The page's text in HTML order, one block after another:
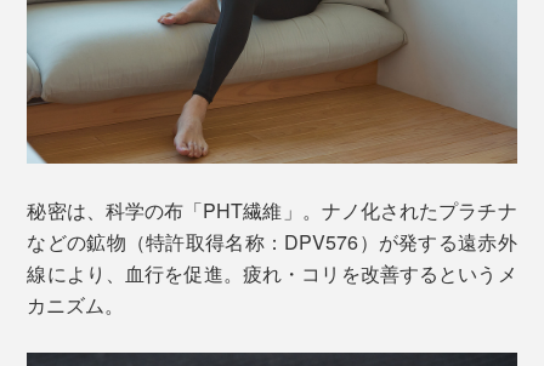
秘密は、科学の布「PHT繊維」。ナノ化されたプラチナ
などの鉱物（特許取得名称：DPV576）が発する遠赤外
線により、血行を促進。疲れ・コリを改善するというメ
カニズム。